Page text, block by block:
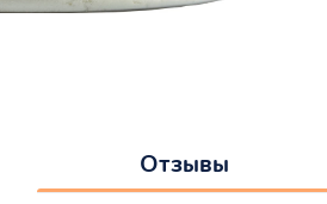
Отзывы